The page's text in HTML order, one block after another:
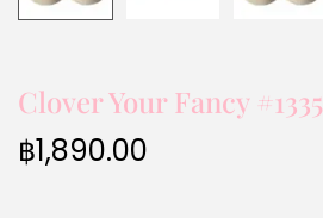
Clover Your Fancy #1335
฿1,890.00